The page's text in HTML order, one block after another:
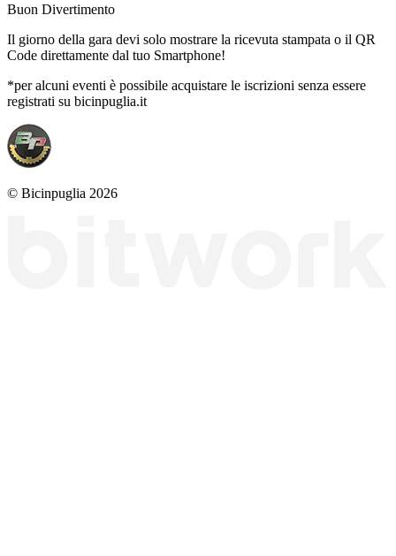
Buon Divertimento
Il giorno della gara devi solo mostrare la ricevuta stampata o il QR
Code direttamente dal tuo Smartphone!
*per alcuni eventi è possibile acquistare le iscrizioni senza essere
registrati su bicinpuglia.it
© Bicinpuglia 2026